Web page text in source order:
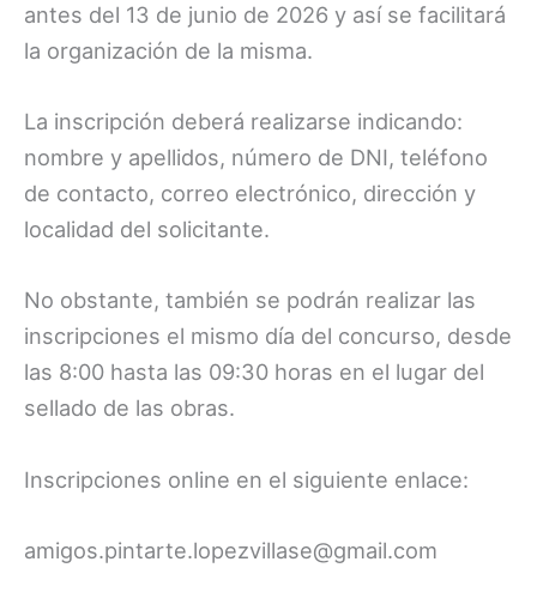
antes del 13 de junio de 2026 y así se facilitará
la organización de la misma.
La inscripción deberá realizarse indicando:
nombre y apellidos, número de DNI, teléfono
de contacto, correo electrónico, dirección y
localidad del solicitante.
No obstante, también se podrán realizar las
inscripciones el mismo día del concurso, desde
las 8:00 hasta las 09:30 horas en el lugar del
sellado de las obras.
Inscripciones online en el siguiente enlace:
amigos.pintarte.lopezvillase@gmail.com